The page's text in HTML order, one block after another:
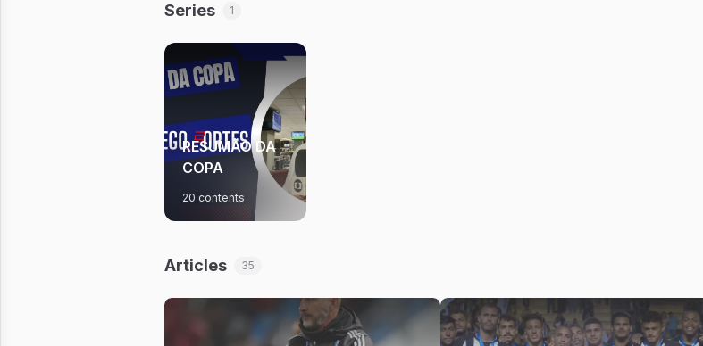
Series 1
RESUMÃO DA
COPA
20 contents
Articles 35